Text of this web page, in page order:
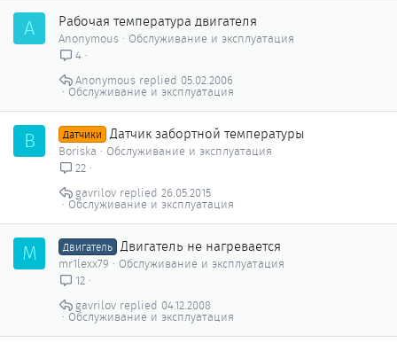
A Рабочая температура двигателя
Anonymous
Обслуживание и эксплуатация
4
Обслуживание и эксплуатация
05.02.2006
Anonymous
B Датчики Датчик забортной температуры
Boriska
Обслуживание и эксплуатация
22
Обслуживание и эксплуатация
26.05.2015
gavrilov
M Двигатель Двигатель не нагревается
mr1lexx79
Обслуживание и эксплуатация
12
Обслуживание и эксплуатация
04.12.2008
gavrilov